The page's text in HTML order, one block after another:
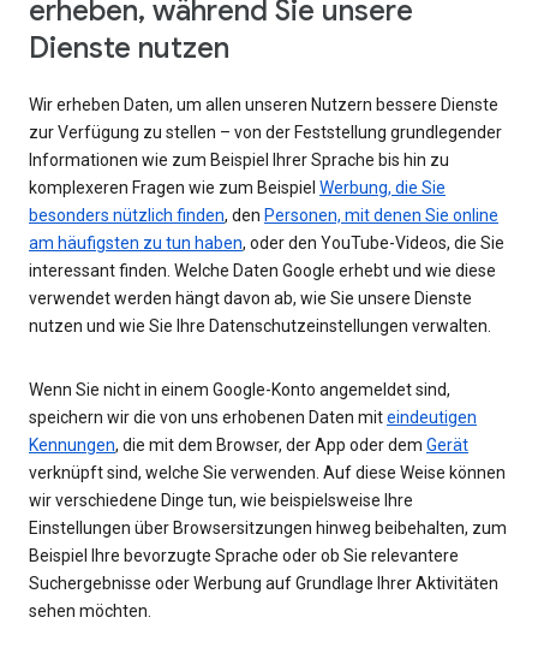
erheben, während Sie unsere
Dienste nutzen
Wir erheben Daten, um allen unseren Nutzern bessere Dienste
zur Verfügung zu stellen – von der Feststellung grundlegender
Informationen wie zum Beispiel Ihrer Sprache bis hin zu
komplexeren Fragen wie zum Beispiel Werbung, die Sie
besonders nützlich finden, den Personen, mit denen Sie online
am häufigsten zu tun haben, oder den YouTube-Videos, die Sie
interessant finden. Welche Daten Google erhebt und wie diese
verwendet werden hängt davon ab, wie Sie unsere Dienste
nutzen und wie Sie Ihre Datenschutzeinstellungen verwalten.
Wenn Sie nicht in einem Google-Konto angemeldet sind,
speichern wir die von uns erhobenen Daten miteindeutigen
Kennungen, die mit dem Browser, der App oder dem Gerät
verknüpft sind, welche Sie verwenden. Auf diese Weise können
wir verschiedene Dinge tun, wie beispielsweise Ihre
Einstellungen über Browsersitzungen hinweg beibehalten, zum
Beispiel Ihre bevorzugte Sprache oder ob Sie relevantere
Suchergebnisse oder Werbung auf Grundlage Ihrer Aktivitäten
sehen möchten.